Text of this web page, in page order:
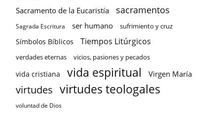
Sacramento de la Eucaristía sacramentos
Sagrada Escritura ser humano sufrimiento y cruz
Símbolos Bíblicos Tiempos Litúrgicos
verdades eternas vicios, pasiones y pecados
vida cristiana vida espiritual Virgen María
virtudes virtudes teologales
voluntad de Dios